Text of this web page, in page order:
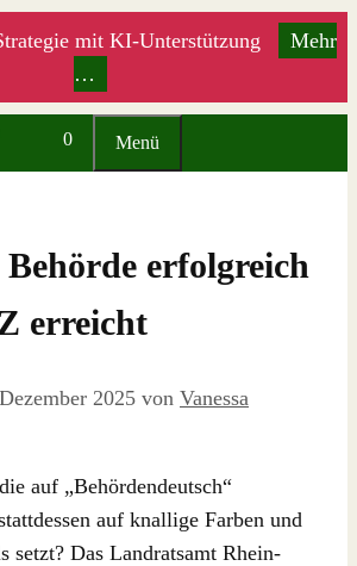
mit KI-Unterstützung
Mehr
…
0 Menü
Behörde erfolgreich
erreicht
2025 von Vanessa
auf „Behördendeutsch“
auf knallige Farben und
setzt? Das Landratsamt Rhein-